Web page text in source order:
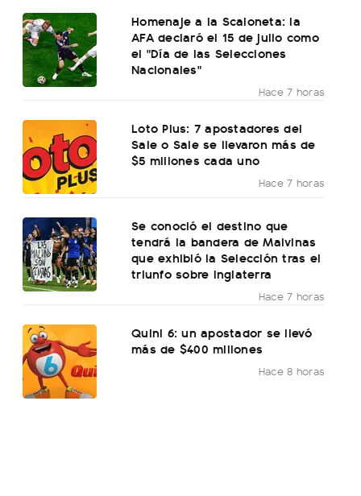
Homenaje a la Scaloneta: la
AFA declaró el 15 de julio como
el "Día de las Selecciones
Nacionales"
Hace 7 horas
Loto Plus: 7 apostadores del
Sale o Sale se llevaron más de
$5 millones cada uno
Hace 7 horas
Se conoció el destino que
tendrá la bandera de Malvinas
que exhibió la Selección tras el
triunfo sobre Inglaterra
Hace 7 horas
Quini 6: un apostador se llevó
más de $400 millones
Hace 8 horas